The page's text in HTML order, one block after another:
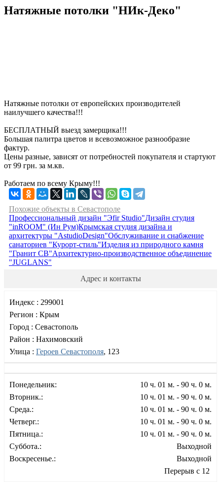
Натяжные потолки "НИк-Деко"
Натяжные потолки от европейских производителей
наилучшего качества!!!
БЕСПЛАТНЫЙ выезд замерщика!!!
Большая палитра цветов и всевозможное разнообразие
фактур.
Цены разные, зависят от потребностей покупателя и стартуют
от 99 грн. за м.кв.
Работаем по всему Крыму!!!
Похожие объекты в Севастополе
Профессиональный дизайн "Эfir Studio"Дизайн студия
"inROOM" (Ин Рум)Крымская студия дизайна и
архитектуры "AstudioDesign"Обслуживание и снабжение
санаториев "Курорт-стиль"Изделия из природного камня
"Гранит СВ"Архитектурно-производственное объединение
"JUGLANS"
Адрес и контакты
Индекс : 299001
Регион : Крым
Город : Севастополь
Район : Нахимовский
Улица : Героев Севастополя, 123
Понедельник:
10 ч. 01 м. - 90 ч. 0 м.
Вторник.:
10 ч. 01 м. - 90 ч. 0 м.
Среда.:
10 ч. 01 м. - 90 ч. 0 м.
Четверг.:
10 ч. 01 м. - 90 ч. 0 м.
Пятница.:
10 ч. 01 м. - 90 ч. 0 м.
Суббота.:
Выходной
Воскресенье.:
Выходной
Перерыв с 12